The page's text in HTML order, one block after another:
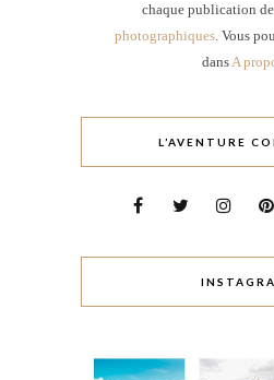
chaque publication de
photographiques. Vous
dansA
L’AVENTURE